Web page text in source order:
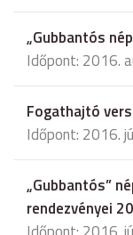
„Gubbantós
Időpont: 2016.
Fogathajtó
Időpont: 2016.
„Gubbantós”
rendezvényei